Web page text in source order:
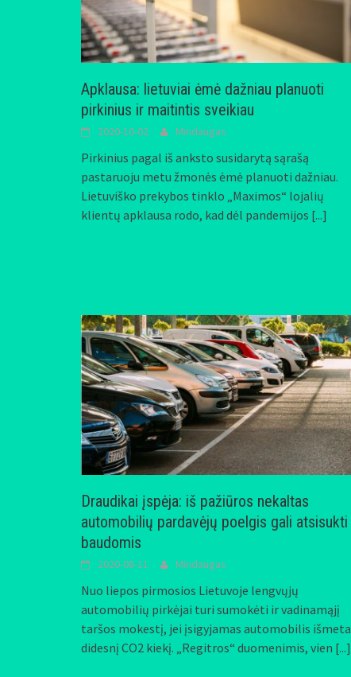
Apklausa: lietuviai ėmė dažniau planuoti
pirkinius ir maitintis sveikiau
2020-10-02 Mindaugas
Pirkinius pagal iš anksto susidarytą sąrašą
pastaruoju metu žmonės ėmė planuoti dažniau.
Lietuviško prekybos tinklo „Maximos“ lojalių
klientų apklausa rodo, kad dėl pandemijos [...]
Draudikai įspėja: iš pažiūros nekaltas
automobilių pardavėjų poelgis gali atsisukti
baudomis
2020-08-11 Mindaugas
Nuo liepos pirmosios Lietuvoje lengvųjų
automobilių pirkėjai turi sumokėti ir vadinamąjį
taršos mokestį, jei įsigyjamas automobilis išmeta
didesnį CO2 kiekį. „Regitros“ duomenimis, vien [...]